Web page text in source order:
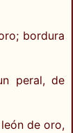
bordura
peral, de
de oro,